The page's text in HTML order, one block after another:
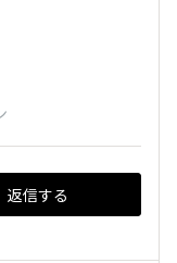
返信する